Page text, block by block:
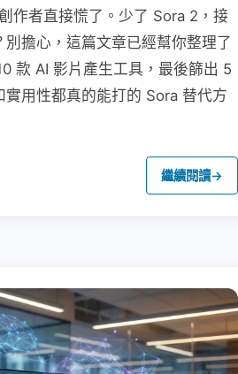
作者直接慌了。少了 Sora 2，接
別擔心，這篇文章已經幫你整理了
款 AI 影片產生工具，最後篩出 5
實用性都真的能打的 Sora 替代方
繼續閱讀→